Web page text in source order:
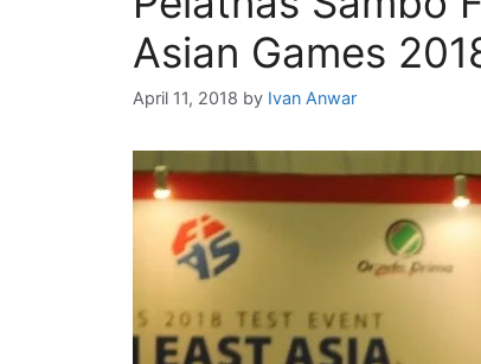
Asian Games
April 11, 2018 by Ivan Anwar